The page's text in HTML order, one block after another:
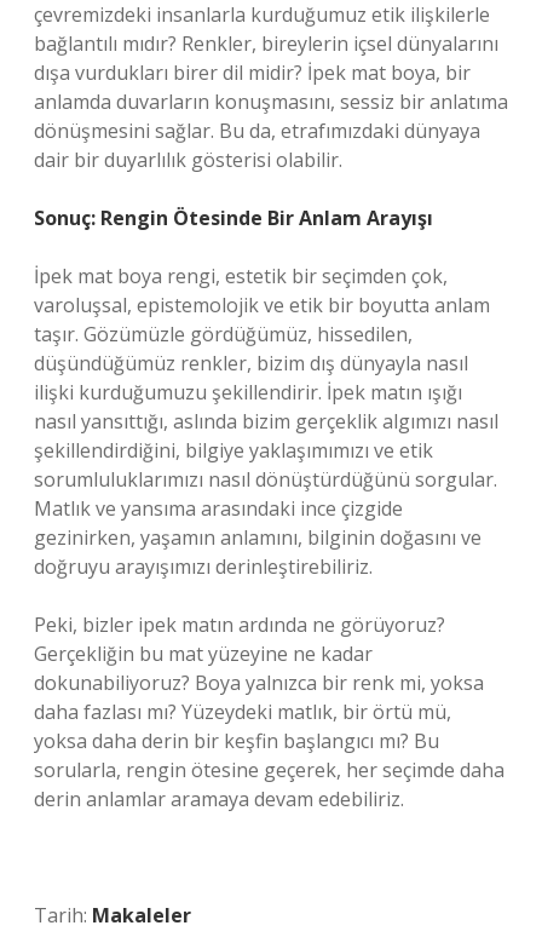
çevremizdeki insanlarla kurduğumuz etik ilişkilerle
bağlantılı mıdır? Renkler, bireylerin içsel dünyalarını
dışa vurdukları birer dil midir? İpek mat boya, bir
anlamda duvarların konuşmasını, sessiz bir anlatıma
dönüşmesini sağlar. Bu da, etrafımızdaki dünyaya
dair bir duyarlılık gösterisi olabilir.
Sonuç: Rengin Ötesinde Bir Anlam Arayışı
İpek mat boya rengi, estetik bir seçimden çok,
varoluşsal, epistemolojik ve etik bir boyutta anlam
taşır. Gözümüzle gördüğümüz, hissedilen,
düşündüğümüz renkler, bizim dış dünyayla nasıl
ilişki kurduğumuzu şekillendirir. İpek matın ışığı
nasıl yansıttığı, aslında bizim gerçeklik algımızı nasıl
şekillendirdiğini, bilgiye yaklaşımımızı ve etik
sorumluluklarımızı nasıl dönüştürdüğünü sorgular.
Matlık ve yansıma arasındaki ince çizgide
gezinirken, yaşamın anlamını, bilginin doğasını ve
doğruyu arayışımızı derinleştirebiliriz.
Peki, bizler ipek matın ardında ne görüyoruz?
Gerçekliğin bu mat yüzeyine ne kadar
dokunabiliyoruz? Boya yalnızca bir renk mi, yoksa
daha fazlası mı? Yüzeydeki matlık, bir örtü mü,
yoksa daha derin bir keşfin başlangıcı mı? Bu
sorularla, rengin ötesine geçerek, her seçimde daha
derin anlamlar aramaya devam edebiliriz.
Tarih: Makaleler